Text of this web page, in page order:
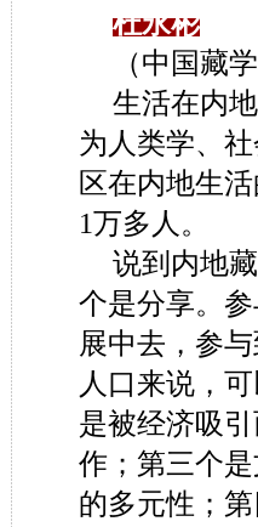
杜永彬
（中国藏
生活在内
为人类学、
区在内地生
1万多人。
说到内地
个是分享。
展中去，参
人口来说，
是被经济吸
作；第三个
的多元性；